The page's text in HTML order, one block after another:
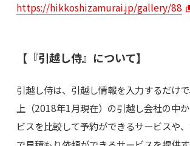
https://hikkoshizamurai.jp/gallery/88
【『引越し侍』について】
引越し侍は、引越し情報を入力するだけ
上（2018年1月現在）の引越し会社の中
ビスを比較して予約ができるサービスや